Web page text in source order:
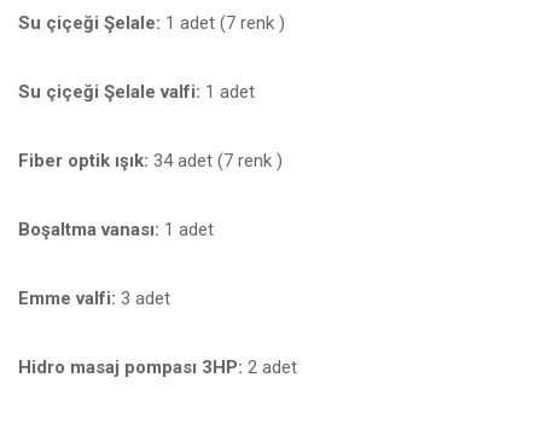
Su çiçeği Şelale: 1 adet (7 renk )
Su çiçeği Şelale valfi: 1 adet
Fiber optik ışık: 34 adet (7 renk )
Boşaltma vanası: 1 adet
Emme valfi: 3 adet
Hidro masaj pompası 3HP: 2 adet